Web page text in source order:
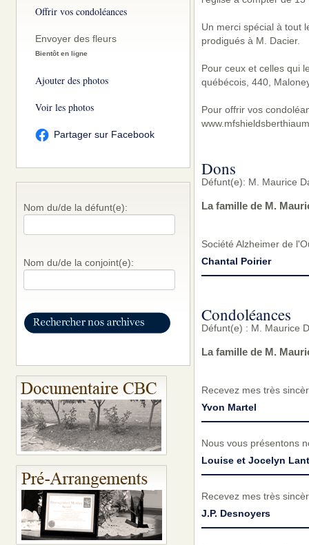
Offrir vos condoléances
Envoyer des fleurs
Bientôt en ligne
Ajouter des photos
Voir les photos
Partager sur Facebook
Nom du/de la défunt(e):
Nom du/de la conjoint(e):
Un merci spécial à tout
prodigués à M. Dacier.
Pour ceux et celles qui
québécois, 440,
Pour offrir vos
Dons
Défunt(e): M. Maurice
La famille de M.
Société Alzheimer de
Chantal Poirier
Condoléances
Défunt(e) : M. Maurice
La famille de M.
Recevez mes très
Yvon Martel
Nous vous présentons
Louise et Jocelyn
Recevez mes très
J.P. Desnoyers